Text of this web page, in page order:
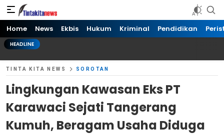
Tinta kita News
Informasi Terkini
Home News Ekbis Hukum Kriminal Pendidikan
HEADLINE
TINTA KITA NEWS SOROTAN
Lingkungan Kawasan Eks PT
Karawaci Sejati Tangerang
Kumuh, Beragam Usaha Diduga